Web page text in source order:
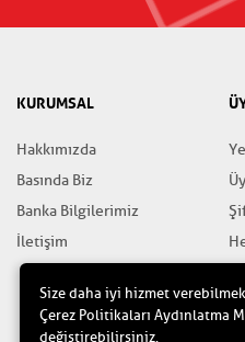
KURUMSAL
Hakkımızda
Basında Biz
Banka Bilgilerimiz
İletişim
Size daha iyi hizmet
Çerez Politikaları Aydınlatma
değiştirebilirsiniz.